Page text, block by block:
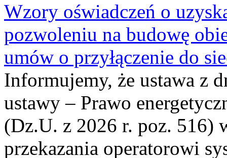
Wzory oświadczeń o
pozwoleniu na budowę
umów o przyłączenie do
Informujemy, że ustawa z
ustawy – Prawo
(Dz.U. z 2026 r. poz. 516)
przekazania operatorowi